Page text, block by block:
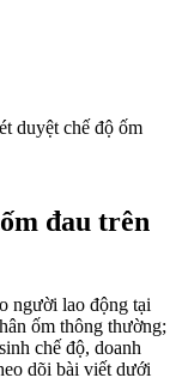
duyệt chế độ ốm
đau trên
người lao động tại
ốm thông thường;
chế độ, doanh
dõi bài viết dưới